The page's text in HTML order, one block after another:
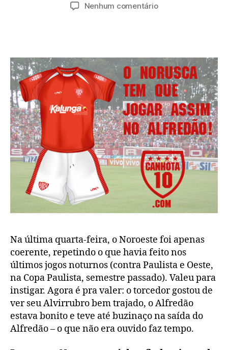
Nenhum comentárioem
campanha
Na última quarta-feira, o Noroeste foi apenas
coerente, repetindo o que havia feito nos
últimos jogos noturnos (contra Paulista e Oeste,
na Copa Paulista, semestre passado). Valeu para
instigar. Agora é pra valer: o torcedor gostou de
ver seu Alvirrubro bem trajado, o Alfredão
estava bonito e teve até buzinaço na saída do
Alfredão – o que não era ouvido faz tempo.